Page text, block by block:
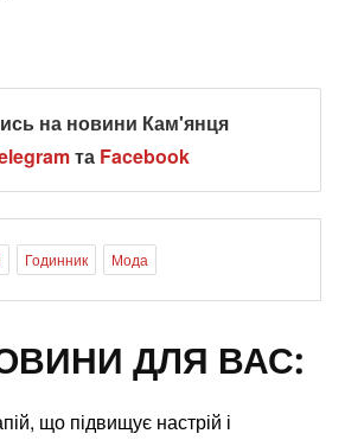
на новини Кам'янця
та Facebook
Годинник Мода
ДЛЯ ВАС:
що підвищує настрій і